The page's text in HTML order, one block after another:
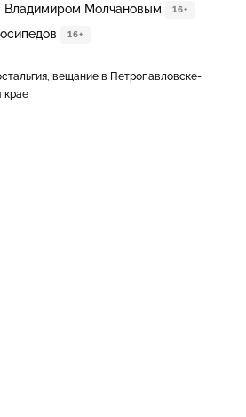
Владимиром Молчановым 16+
16+
вещание в Петропавловске-
крае